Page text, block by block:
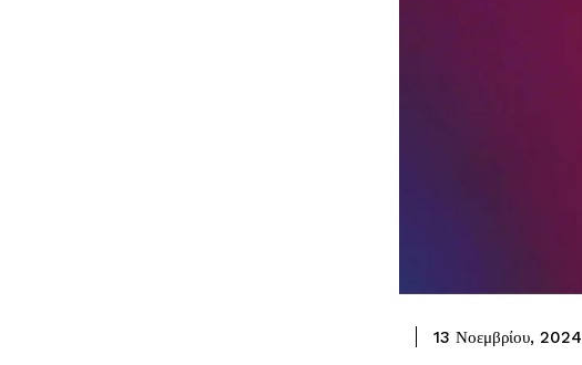
13 Νοεμβρίου, 2024